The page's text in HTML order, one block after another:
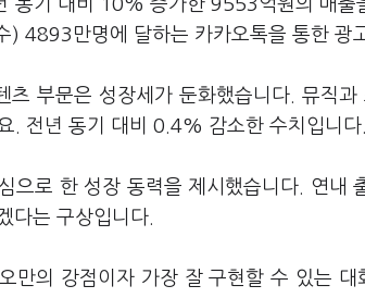
동기 대비 10%증가한9553억원의 매출
) 4893 만명에 달하는 카카오톡을 통한 광
츠 부문은 성장세가 둔화했습니다 뮤직과
전년 동기 대비 0.4% 감소한 수치입니다
으로 한 성장 동력을 제시했습니다 연내
다는 구상입니다
만의 강점이자 가장 잘 구현할 수 있는 대